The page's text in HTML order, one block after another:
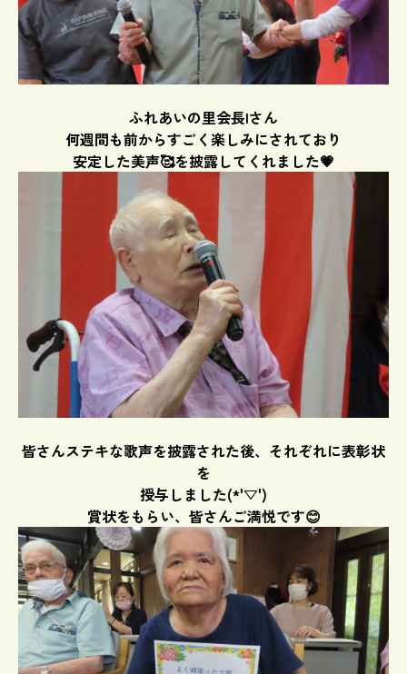
ふれあいの里会長Iさん
何週間も前からすごく楽しみにされており
安定した美声🥰を披露してくれました💗
皆さんステキな歌声を披露された後、それぞれに表彰状
を
授与しました(*'▽')
賞状をもらい、皆さんご満悦です😊